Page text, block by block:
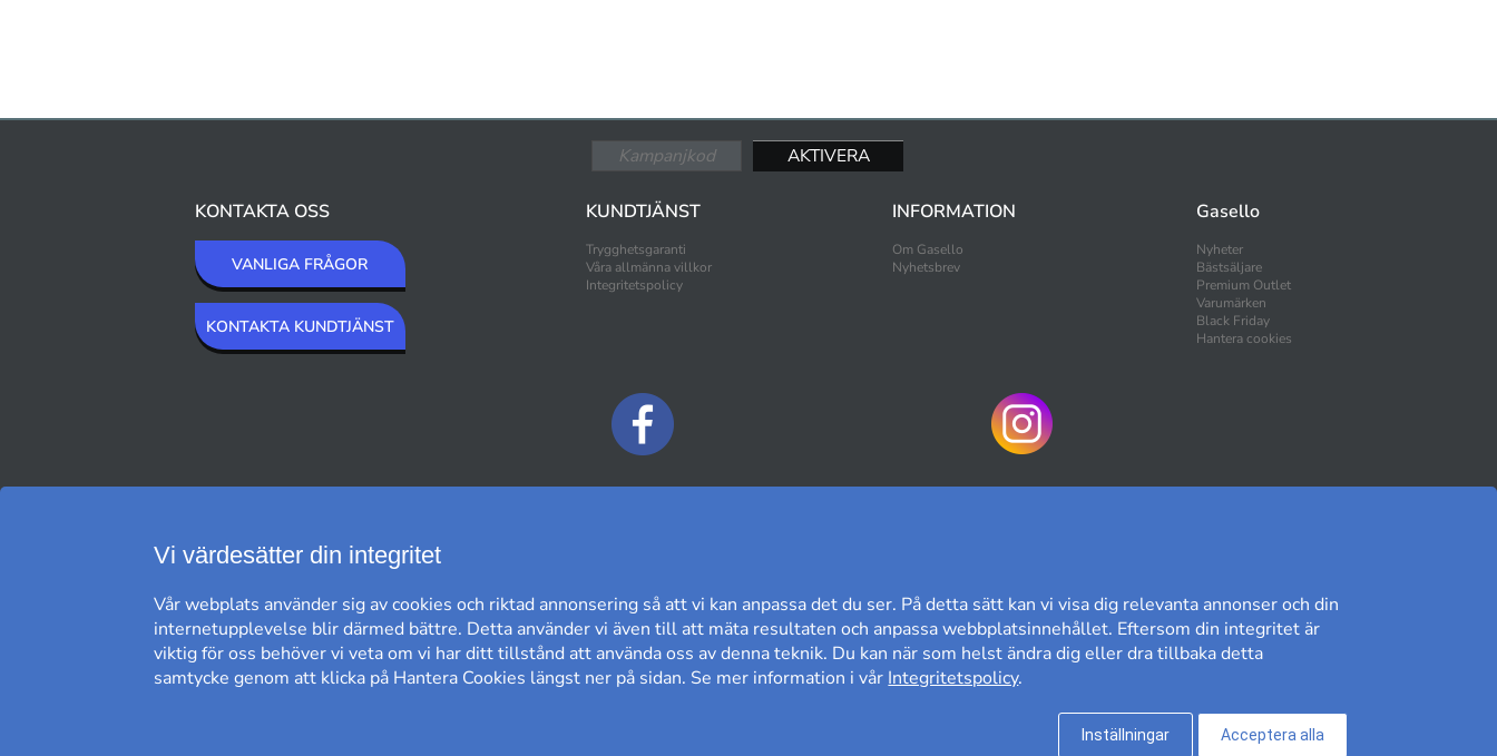
KONTAKTA OSS
VANLIGA FRÅGOR
KONTAKTA KUNDTJÄNST
KUNDTJÄNST
Trygghetsgaranti
Våra allmänna villkor
Integritetspolicy
INFORMATION
Om Gasello
Nyhetsbrev
Gasello
Nyheter
Bästsäljare
Premium Outlet
Varumärken
Black Friday
Hantera cookies
Kundomdöme på Prisjakt
Vi värdesätter din integritet
Vår webplats använder sig av cookies och riktad annonsering så att vi kan anpassa det du ser. På detta sätt kan vi visa dig relevanta annonser och din
internetupplevelse blir därmed bättre. Detta använder vi även till att mäta resultaten och anpassa webbplatsinnehållet. Eftersom din integritet är
viktig för oss behöver vi veta om vi har ditt tillstånd att använda oss av denna teknik. Du kan när som helst ändra dig eller dra tillbaka detta
samtycke genom att klicka på Hantera Cookies längst ner på sidan. Se mer information i vår Integritetspolicy.
Inställningar Acceptera alla